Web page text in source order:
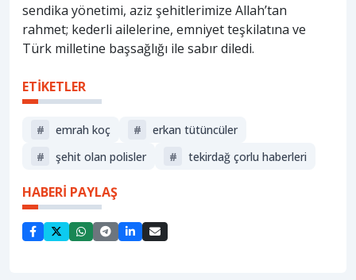
sendika yönetimi, aziz şehitlerimize Allah’tan
rahmet; kederli ailelerine, emniyet teşkilatına ve
Türk milletine başsağlığı ile sabır diledi.
ETİKETLER
# emrah koç #
erkan tütüncüler
#
şehit olan polisler # tekirdağ çorlu haberleri
HABERİ PAYLAŞ